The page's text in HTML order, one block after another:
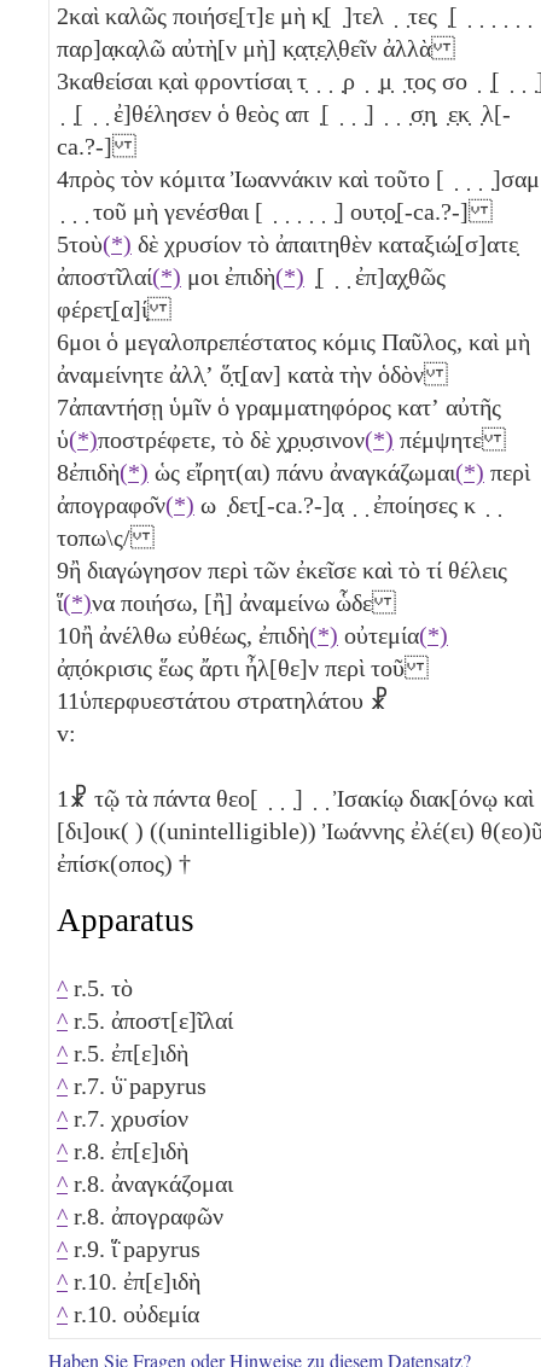
2καὶ καλῶς ποιήσε̣[τ]ε μὴ κ̣[ ̣]τελ ̣ ̣τες ̣[ ̣ ̣ ̣ ̣ ̣ ̣
παρ]α̣κα̣λῶ αὐτὴ[ν μὴ] κ̣α̣τ̣ε̣λ̣θεῖν ἀλλὰ
3καθείσαι κ̣αὶ φροντίσαι̣ τ̣ ̣ ̣ ̣ρ ̣ ̣μ̣ ̣τ̣ος σο ̣ ̣[
̣ ̣[ ̣ ̣ ἐ]θέλησεν ὁ θεὸς απ ̣[ ̣ ̣ ̣] ̣ ̣ ̣σ̣η̣ ̣ε̣κ̣ ̣λ[-
ca.?-]
4πρὸς τὸν κόμιτα Ἰωαννάκιν καὶ τοῦτο [ ̣ ̣ ̣ ̣]σαμ
̣ ̣ ̣ τοῦ μὴ γενέσθαι [ ̣ ̣ ̣ ̣ ̣ ̣] ουτ̣ο̣[-ca.?-]
5τοὺ(*) δὲ χρυσίον τὸ ἀπαιτηθὲν καταξιώ̣[σ]ατε̣
ἀποστῖλαί(*) μοι ἐπιδὴ(*) ̣[ ̣ ̣ ἐπ]αχ̣θῶς
φέρετ̣[α]ί̣
6μοι ὁ μεγαλοπρεπέστατος κόμις Παῦλος, καὶ μὴ
ἀναμείνητε ἀλλ̣ʼ ὅ̣τ̣[αν] κατὰ τὴν ὁδὸν
7ἀπαντήσῃ ὑμῖν ὁ γραμματηφόρος κατʼ αὐτῆς
ὑ(*)ποστρέφετε, τὸ δὲ χ̣ρ̣υ̣σινον(*) πέμψητε
8ἐπιδὴ(*) ὡς εἴρητ(αι) πάνυ ἀναγκάζωμαι(*) περὶ
ἀπογραφο͂ν(*) ω ̣δετ̣[-ca.?-]α̣ ̣ ̣ ἐποίησες κ ̣ ̣
τοπω\ς/
9ἢ διαγώγησον περὶ τῶν ἐκεῖσε καὶ τὸ τί θέλεις
ἵ(*)να ποιήσω, [ἢ] ἀναμείνω ὧδε
10ἢ ἀνέλθω εὐθέως, ἐπιδὴ(*) οὐτεμία(*)
ἀ̣π̣όκρισις ἕως ἄρτι ἦλ[θε]ν περὶ τοῦ
11ὑπερφυεστάτου στρατηλάτου ☧
v:
1 ☧ τῷ τὰ πάντα θεο[ ̣ ̣ ̣] ̣ ̣ Ἰσακίῳ διακ[όνῳ καὶ
[δι]οικ( ) ((unintelligible)) Ἰωάννης ἐλέ(ει)
ἐπίσκ(οπος) †
Apparatus
^ r.5. τὸ
^ r.5. ἀποστ[ε]ῖλαί
^ r.5. ἐπ[ε]ιδὴ
^ r.7. ὑ̈ papyrus
^ r.7. χρυσίον
^ r.8. ἐπ[ε]ιδὴ
^ r.8. ἀναγκάζομαι
^ r.8. ἀπογραφῶν
^ r.9. ἵ̈ papyrus
^ r.10. ἐπ[ε]ιδὴ
^ r.10. οὐδεμία
Haben Sie Fragen oder Hinweise zu diesem Datensatz?